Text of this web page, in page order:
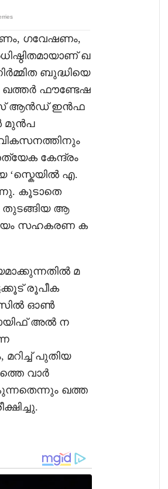
ഗവേഷണം,
ഖ
ബുദ്ധിയെ
ഖത്തർ ഫൗണ്ടേഷ
ആൻഡ് ഇൻഫ
മുൻപ
കേന്ദ്രം
‘സ്കെയിൽ എ.
കൂടാതെ
തുടങ്ങിയ ആ
സഹകരണ ക
മ
രൂപീക
ഓൺ
അൽ ന
പുതിയ
വാർ
ഖത്ത